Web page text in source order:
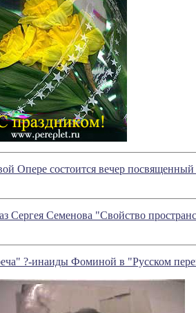
Опере состоится вечер
Сергея Семенова "Свойство
?-инаиды Фоминой в "Русском